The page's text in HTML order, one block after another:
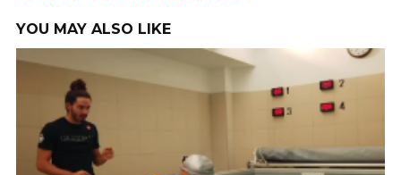
YOU MAY ALSO LIKE